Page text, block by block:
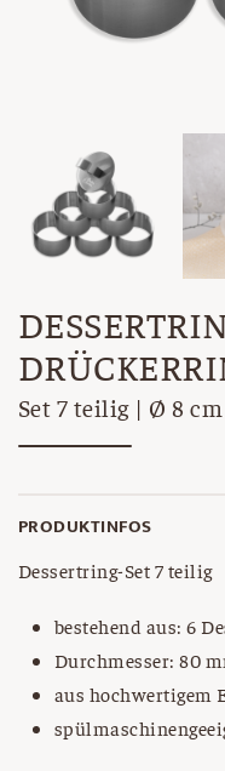
Set 7 teilig | Ø 8 cm
PRODUKTINFOS
Dessertring-Set 7 teilig
bestehend aus: 6
Durchmesser: 80
aus hochwertigem